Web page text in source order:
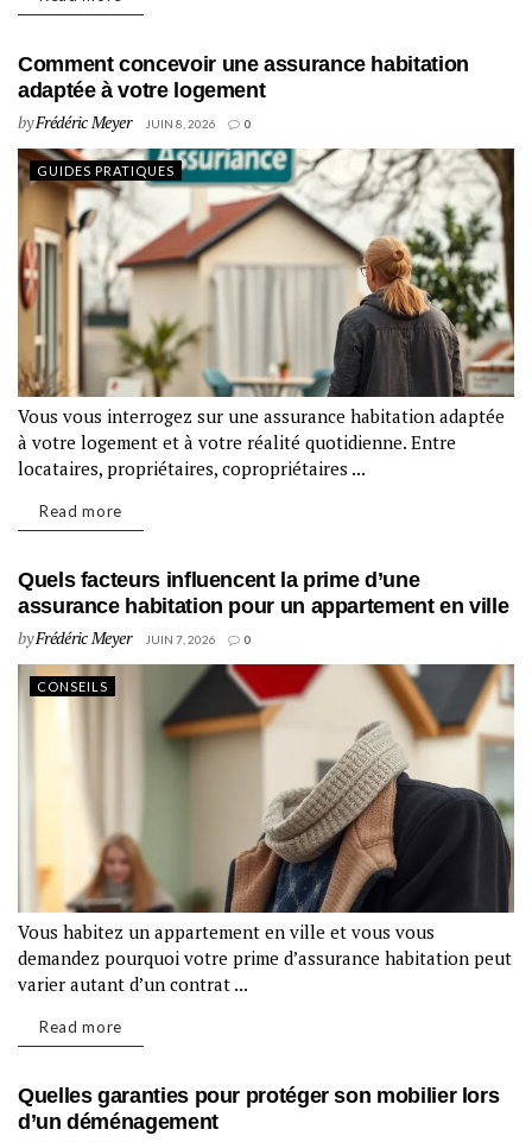
Comment concevoir une assurance habitation
adaptée à votre logement
byFrédéric Meyer JUIN 8, 2026 0
GUIDES PRATIQUES
Vous vous interrogez sur une assurance habitation adaptée
à votre logement et à votre réalité quotidienne. Entre
locataires, propriétaires, copropriétaires ...
Read more
Quels facteurs influencent la prime d’une
assurance habitation pour un appartement en ville
byFrédéric Meyer JUIN 7, 2026 0
CONSEILS
Vous habitez un appartement en ville et vous vous
demandez pourquoi votre prime d’assurance habitation peut
varier autant d’un contrat ...
Read more
Quelles garanties pour protéger son mobilier lors
d’un déménagement